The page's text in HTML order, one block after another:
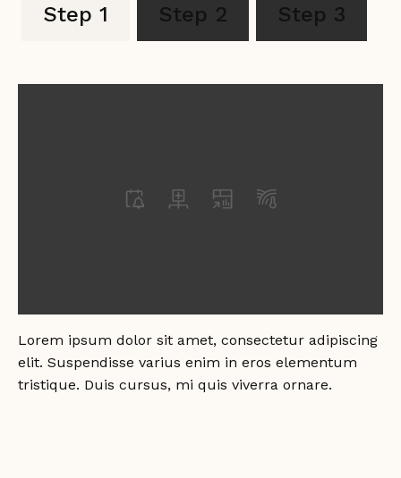
Step 1 Step 2 Step 3
Lorem ipsum dolor sit amet, consectetur adipiscing
elit. Suspendisse varius enim in eros elementum
tristique. Duis cursus, mi quis viverra ornare.